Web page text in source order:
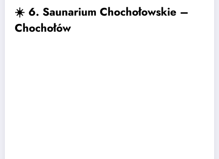
☀️ 6. Saunarium Chochołowskie –
Chochołów